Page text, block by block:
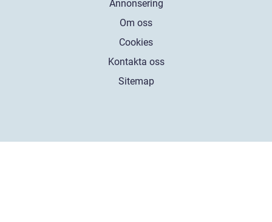
Annonsering
Om oss
Cookies
Kontakta oss
Sitemap